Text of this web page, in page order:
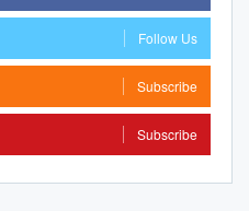
Follow Us
Subscribe
Subscribe